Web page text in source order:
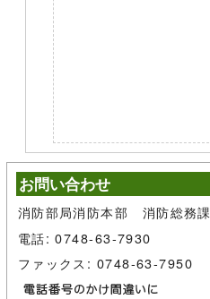
お問い合わせ
消防部局消防本部 消防総務課
電話: 0748-63-7930
ファックス: 0748-63-7950